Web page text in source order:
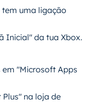
uma ligação
Inicial" da tua Xbox.
em "Microsoft Apps
na loja de